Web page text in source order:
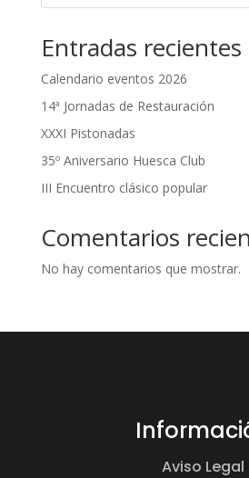
Entradas recientes
Calendario eventos 2026
14ª Jornadas de Restauración
XXXI Pistonadas
35º Aniversario Huesca Club
III Encuentro clásico popular
Comentarios
No hay comentarios que mostrar.
Aviso Legal